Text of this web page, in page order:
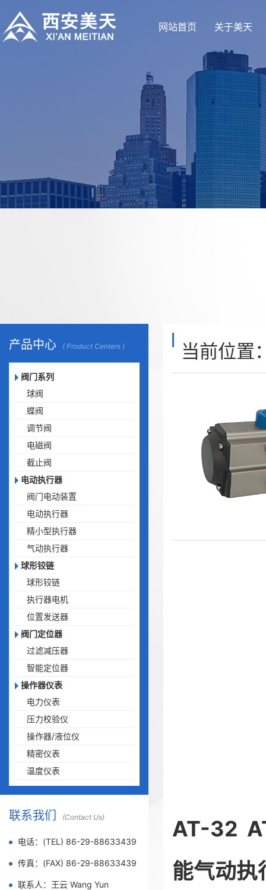
网站首页 关于美天
产品中心 ( Product Centers )
阀门系列
球阀
蝶阀
调节阀
电磁阀
截止阀
电动执行器
阀门电动装置
电动执行器
精小型执行器
气动执行器
球形铰链
球形铰链
执行器电机
位置发送器
阀门定位器
过滤减压器
智能定位器
操作器仪表
电力仪表
压力校验仪
操作器/液位仪
精密仪表
温度仪表
联系我们 (Contact Us)
电话：(TEL) 86-29-88633439
传真：(FAX) 86-29-88633439
联系人：王云 Wang Yun
当前位置
AT-32
能气动执